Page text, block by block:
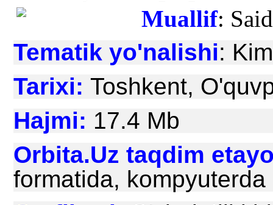
Muallif:
Tematik yo'nalishi:
Tarixi:Toshkent,
Hajmi: 17.4 Mb
Orbita.Uz taqdim
formatida,